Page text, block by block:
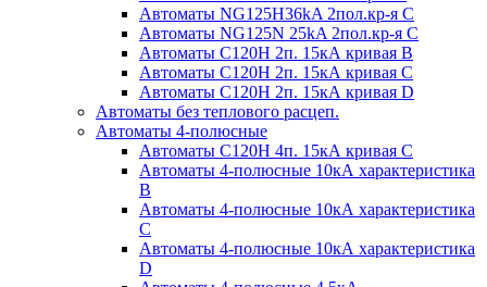
Автоматы NG125H36kA 2пол.кр-я C
Автоматы NG125N 25kA 2пол.кр-я C
Автоматы С120H 2п. 15кА кривая B
Автоматы С120H 2п. 15кА кривая C
Автоматы С120H 2п. 15кА кривая D
Автоматы без теплового расцеп.
Автоматы 4-полюсные
Автоматы С120H 4п. 15кА кривая C
Автоматы 4-полюсные 10кА характеристика
B
Автоматы 4-полюсные 10кА характеристика
C
Автоматы 4-полюсные 10кА характеристика
D